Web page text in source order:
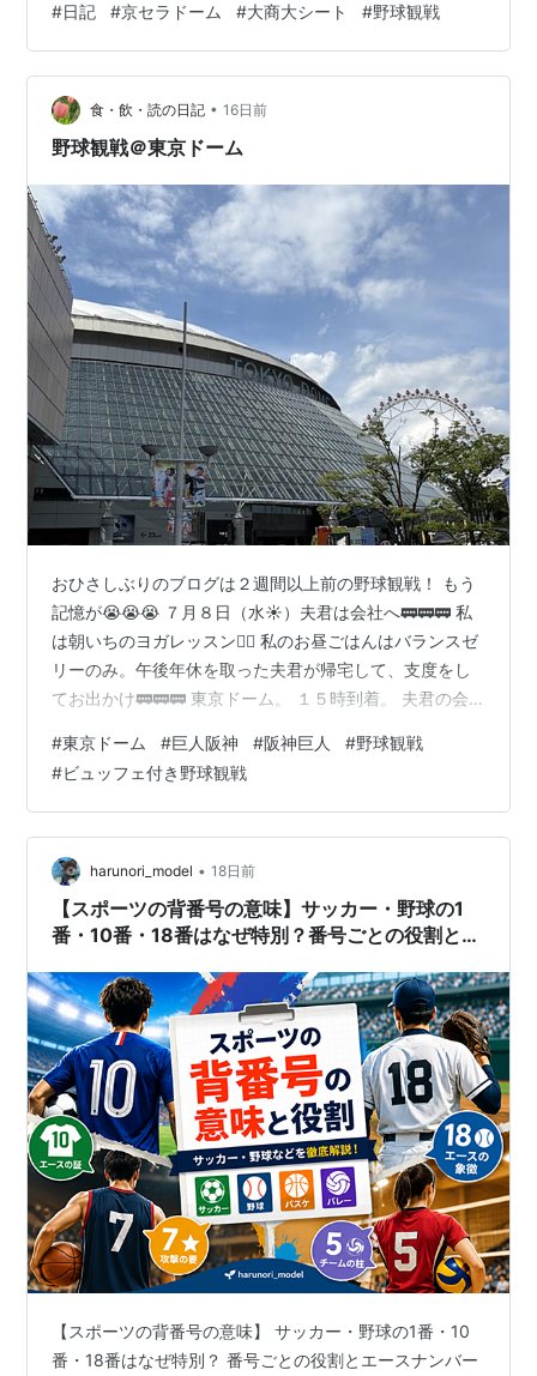
かったり、そもそもチケットに当たらなかったり、開演
時間が大幅に遅れたり、神席が当たったと思えば台風で
中止になったりと、これまでライブでは何かと縁がない
京セラドームだが、野球に関してだけでも良い縁があり
ますように（笑） チケット取りの段階では大商大シート
#日記 #京セラドーム #大商大シート #野球観戦
食・飲・読の日記 • 16日前
野球観戦＠東京ドーム
おひさしぶりのブログは２週間以上前の野球観戦！ もう
記憶が😭😭😭 ７月８日（水☀）夫君は会社へ🚃🚃🚃 私
は朝いちのヨガレッスン🧘‍♀️ 私のお昼ごはんはバランスゼ
リーのみ。午後年休を取った夫君が帰宅して、支度をし
てお出かけ🚃🚃🚃 東京ドーム。 １５時到着。 夫君の会
戦⚾ １５時４０分から優先入場できる２２ゲートに並
び、入場。 限られたエリアだけ解放されてて、練習風景
を見ることができた。１６時、すべてのエリアが解放さ
れ、３３ゲートへ行き、受付でビュッフェカードを提出
し、リストバンドを巻いてもらう。 これで飲み放題、ビ
ュッフェ食べ放題の準備完了。…
#東京ドーム #巨人阪神 #阪神巨人 #野球観戦
#ビュッフェ付き野球観戦
harunori_model • 18日前
【スポーツの背番号の意味】サッカー・野球の1
番・10番・18番はなぜ特別？番号ごとの役割とエ
【スポーツの背番号の意味】 サッカー・野球の1番・10
番・18番はなぜ特別？ 番号ごとの役割とエースナンバー